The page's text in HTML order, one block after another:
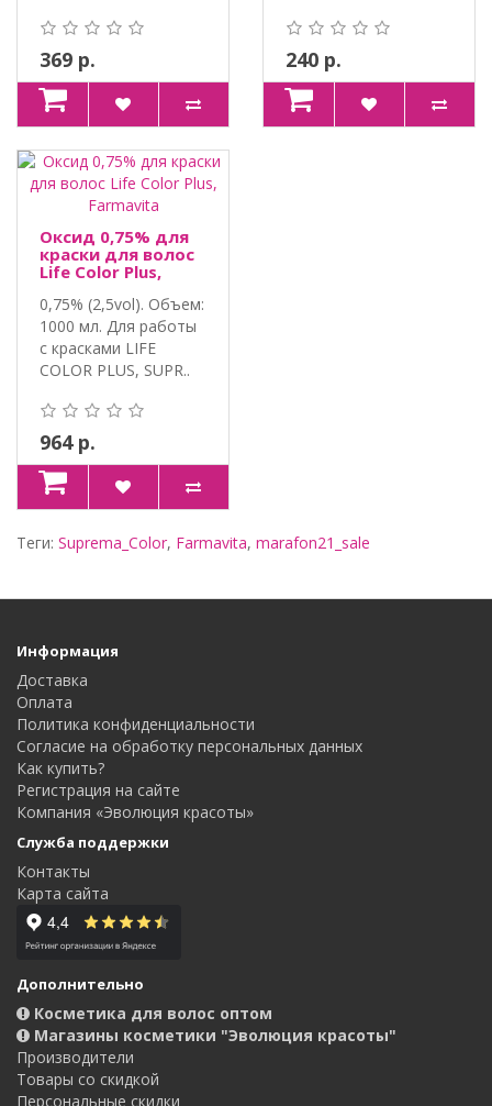
369 р. 240 р.
Оксид 0,75% для
краски для волос
Life Color Plus,
0,75% (2,5vol). Объем:
1000 мл. Для работы
с красками LIFE
COLOR PLUS, SUPR..
964 р.
Теги: Suprema_Color, Farmavita, marafon21_sale
Информация
Доставка
Оплата
Политика конфиденциальности
Согласие на обработку персональных данных
Как купить?
Регистрация на сайте
Компания «Эволюция красоты»
Служба поддержки
Контакты
Карта сайта
Дополнительно
Косметика для волос оптом
Магазины косметики "Эволюция красоты"
Производители
Товары со скидкой
Персональные скидки